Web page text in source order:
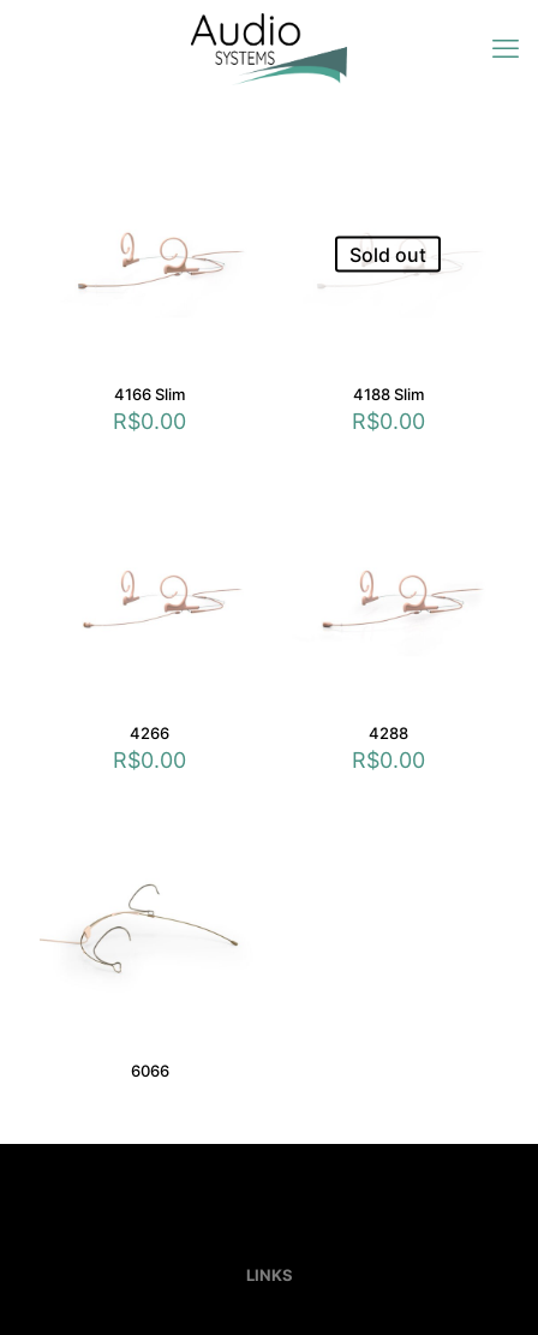
4166 Slim
R$0.00
Sold out
4188 Slim
R$0.00
4266
R$0.00
4288
R$0.00
6066
LINKS